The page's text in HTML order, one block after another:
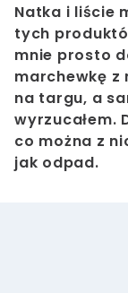
Natka i liście
tych
mnie prosto
marchewkę z
na targu, a
wyrzucałem.
co można z
jak odpad.